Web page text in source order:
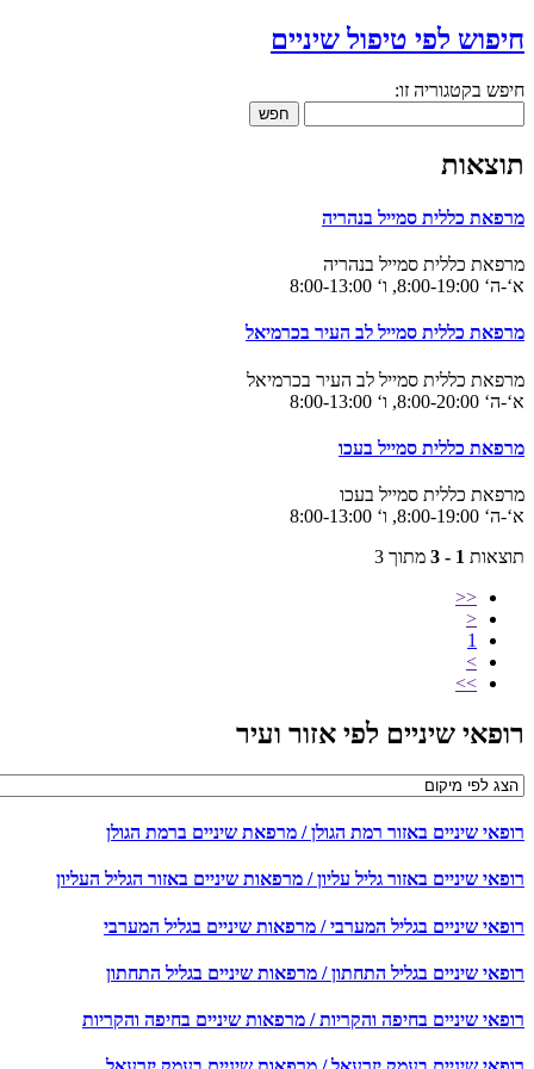
לפי טיפול שיניים
בקטגוריה זו:
חפש
כללית סמייל בנהריה
כללית סמייל בנהריה
ו‘ 8:00-13:00
כללית סמייל לב העיר בכרמיאל
כללית סמייל לב העיר בכרמיאל
ו‘ 8:00-13:00
כללית סמייל בעכו
כללית סמייל בעכו
ו‘ 8:00-13:00
1 - 3
מתוך 3
<<
<
1
>
>>
שיניים לפי אזור ועיר
שיניים באזור רמת הגולן / מרפאת שיניים ברמת הגולן
שיניים באזור גליל עליון / מרפאות שיניים באזור הגליל העליון
שיניים בגליל המערבי / מרפאות שיניים בגליל המערבי
שיניים בגליל התחתון / מרפאות שיניים בגליל התחתון
שיניים בחיפה והקריות / מרפאות שיניים בחיפה והקריות